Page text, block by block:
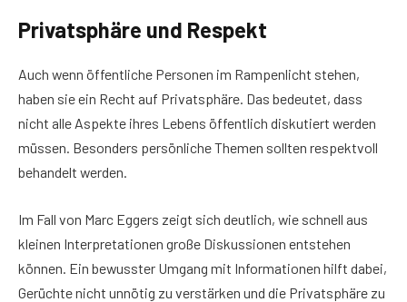
Privatsphäre und Respekt
Auch wenn öffentliche Personen im Rampenlicht stehen,
haben sie ein Recht auf Privatsphäre. Das bedeutet, dass
nicht alle Aspekte ihres Lebens öffentlich diskutiert werden
müssen. Besonders persönliche Themen sollten respektvoll
behandelt werden.
Im Fall von Marc Eggers zeigt sich deutlich, wie schnell aus
kleinen Interpretationen große Diskussionen entstehen
können. Ein bewusster Umgang mit Informationen hilft dabei,
Gerüchte nicht unnötig zu verstärken und die Privatsphäre zu